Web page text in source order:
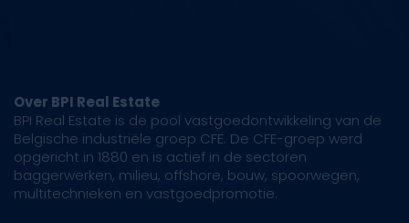
Over BPI Real Estate
BPI Real Estate is de pool vastgoedontwikkeling van de
Belgische industriële groep CFE. De CFE-groep werd
opgericht in 1880 en is actief in de sectoren
baggerwerken, milieu, offshore, bouw, spoorwegen,
multitechnieken en vastgoedpromotie.